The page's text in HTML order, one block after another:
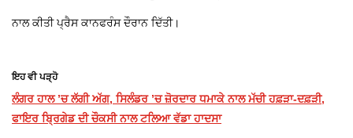
ਨਾਲ ਕੀਤੀ ਪ੍ਰੈਸ ਕਾਨਫਰੰਸ ਦੌਰਾਨ ਦਿੱਤੀ।
ਇਹ ਵੀ ਪੜ੍ਹੋ
ਲੰਗਰ ਹਾਲ ’ਚ ਲੱਗੀ ਅੱਗ, ਸਿਲੰਡਰ ’ਚ ਜ਼ੋਰਦਾਰ ਧਮਾਕੇ ਨਾਲ ਮੱਚੀ ਹਫ਼ੜਾ-ਦਫ਼ੜੀ,
ਫਾਇਰ ਬ੍ਰਿਗੇਡ ਦੀ ਚੌਕਸੀ ਨਾਲ ਟਲਿਆ ਵੱਡਾ ਹਾਦਸਾ